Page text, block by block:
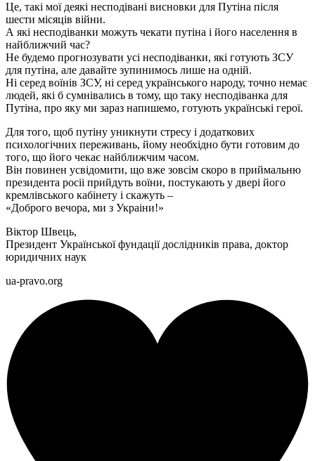
Це, такі мої деякі несподівані висновки для Путіна після
шести місяців війни.
А які несподіванки можуть чекати путіна і його населення в
найближчий час?
Не будемо прогнозувати усі несподіванки, які готують ЗСУ
для путіна, але давайте зупинимось лише на одній.
Ні серед воїнів ЗСУ, ні серед українського народу, точно немає
людей, які б сумнівались в тому, що таку несподіванка для
Путіна, про яку ми зараз напишемо, готують українські герої.
Для того, щоб путіну уникнути стресу і додаткових
психологічних переживань, йому необхідно бути готовим до
того, що його чекає найближчим часом.
Він повинен усвідомити, що вже зовсім скоро в приймальню
президента росіі прийдуть воїни, постукають у двері його
кремлівського кабінету і скажуть –
«Доброго вечора, ми з Украіни!»
Віктор Швець,
Президент Української фундації дослідників права, доктор
юридичних наук
ua-pravo.org